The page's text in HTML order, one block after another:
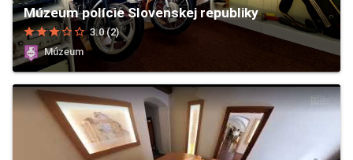
Múzeum polície Slovenskej republiky
starstarstarstar_borderstar_border 3.0 (2)
Múzeum